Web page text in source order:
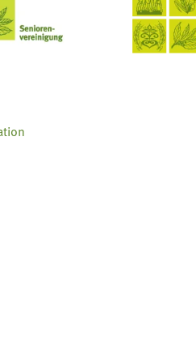
Seniorenvereinigung im SBB